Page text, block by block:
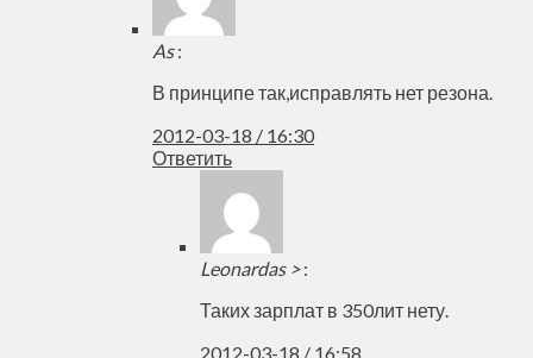
As :
В принципе так,исправлять нет резона.
2012-03-18 / 16:30
Ответить
Leonardas > :
Таких зарплат в 350лит нету.
2012-03-18 / 16:58